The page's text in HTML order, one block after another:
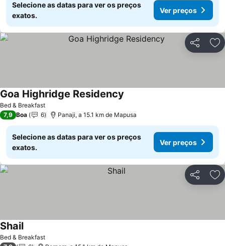
Selecione as datas para ver os preços
exatos.
Ver preços
Partilhar
Bed & Breakfast
Goa Highridge Residency
7,9 Boa 6 Panaji, a 15.1 km de Mapusa
Selecione as datas para ver os preços
exatos.
Ver preços
Partilhar
Bed & Breakfast
ShailVer preços